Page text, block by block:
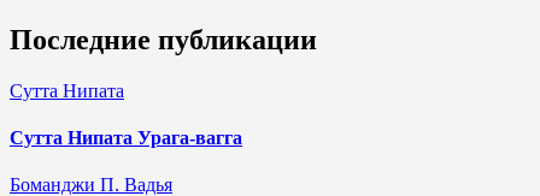
Последние публикации
Сутта Нипата
Сутта Нипата Урага-вагга
Боманджи П. Вадья